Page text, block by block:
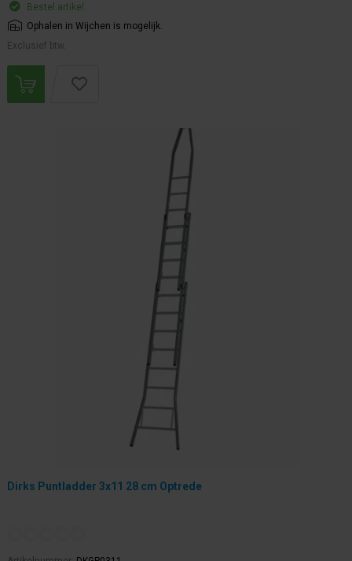
Bestel artikel.
Ophalen in Wijchen is mogelijk.
Exclusief btw.
Dirks Puntladder 3x11 28 cm Optrede